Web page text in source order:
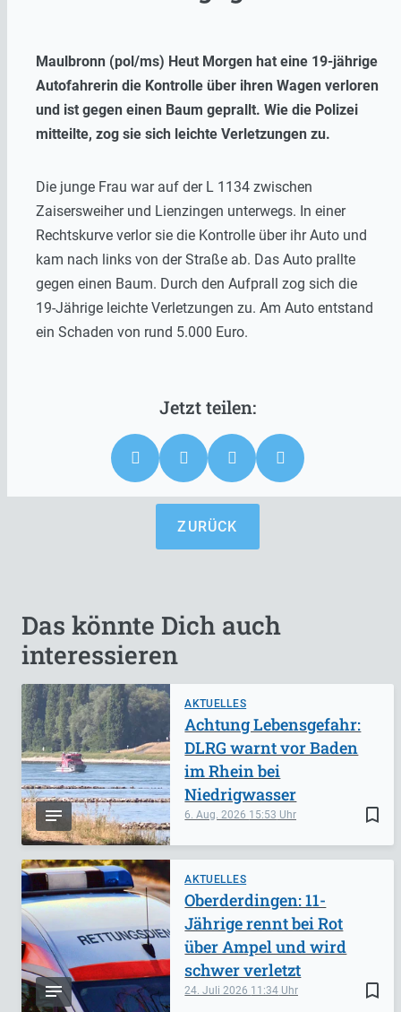
Maulbronn (pol/ms) Heut Morgen hat eine 19-jährige
Autofahrerin die Kontrolle über ihren Wagen verloren
und ist gegen einen Baum geprallt. Wie die Polizei
mitteilte, zog sie sich leichte Verletzungen zu.
Die junge Frau war auf der L 1134 zwischen
Zaisersweiher und Lienzingen unterwegs. In einer
Rechtskurve verlor sie die Kontrolle über ihr Auto und
kam nach links von der Straße ab. Das Auto prallte
gegen einen Baum. Durch den Aufprall zog sich die
19-Jährige leichte Verletzungen zu. Am Auto entstand
ein Schaden von rund 5.000 Euro.
ZURÜCK
Das könnte Dich auch
interessieren
AKTUELLES
bookmark_border
6. Aug. 2026 15:53
Achtung Lebensgefahr:
DLRG warnt vor Baden
im Rhein bei
Niedrigwasser
AKTUELLES
bookmark_border
24. Juli 2026 11:34
Oberderdingen: 11-
Jährige rennt bei Rot
über Ampel und wird
schwer verletzt